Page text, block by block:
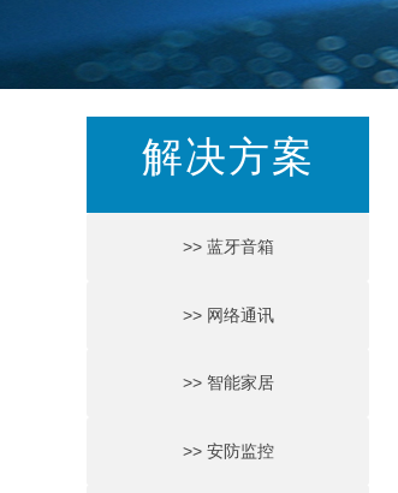
解决方案
>> 蓝牙音箱
>> 网络通讯
>> 智能家居
>> 安防监控